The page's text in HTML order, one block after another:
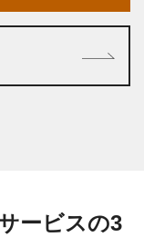
ービスの3